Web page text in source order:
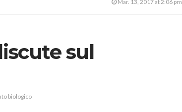
Mar. 13, 2017 at 2:06 pm
sul
biologico